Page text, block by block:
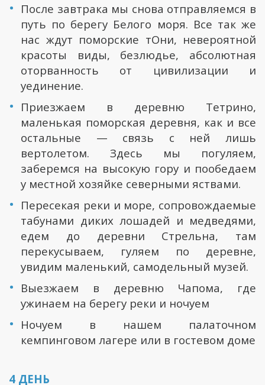
После завтрака мы снова отправляемся в
путь по берегу Белого моря. Все так же
нас ждут поморские тОни, невероятной
красоты виды, безлюдье, абсолютная
оторванность от цивилизации и
уединение.
Приезжаем в деревню Тетрино,
маленькая поморская деревня, как и все
остальные — связь с ней лишь
вертолетом. Здесь мы погуляем,
заберемся на высокую гору и пообедаем
у местной хозяйке северными яствами.
Пересекая реки и море, сопровождаемые
табунами диких лошадей и медведями,
едем до деревни Стрельна, там
перекусываем, гуляем по деревне,
увидим маленький, самодельный музей.
Выезжаем в деревню Чапома, где
ужинаем на берегу реки и ночуем
Ночуем в нашем палаточном
кемпинговом лагере или в гостевом доме
4 ДЕНЬ